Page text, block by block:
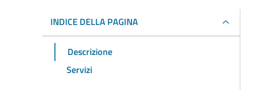
INDICE DELLA PAGINA
Descrizione
Servizi